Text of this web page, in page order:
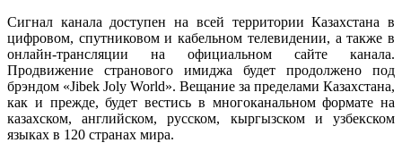
Сигнал канала доступен на всей территории Казахстана в
цифровом, спутниковом и кабельном телевидении, а также в
онлайн-трансляции на официальном сайте канала.
Продвижение странового имиджа будет продолжено под
брэндом «Jibek Joly World». Вещание за пределами Казахстана,
как и прежде, будет вестись в многоканальном формате на
казахском, английском, русском, кыргызском и узбекском
языках в 120 странах мира.